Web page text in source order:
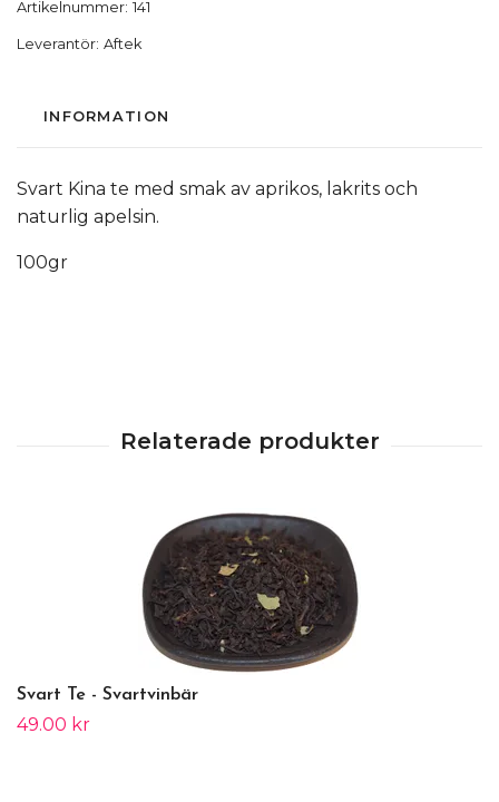
Artikelnummer: 141
Leverantör: Aftek
INFORMATION
Svart Kina te med smak av aprikos, lakrits och
naturlig apelsin.
100gr
Svart Te - Svartvinbär
49.00 kr